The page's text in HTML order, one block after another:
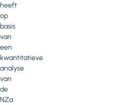
heeft
op
basis
van
een
kwantitatieve
analyse
van
de
NZa